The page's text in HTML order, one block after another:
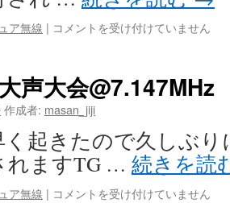
ア無線 | 懐
い
本
が
て
き
ま
し
コメントを受け付けていません
声大会@7.147MHz
作成者: masan_jiji
起きたので久しぶり
れますTG … 続きを読
ア無線 | TGC-
コメントを受け付けていません